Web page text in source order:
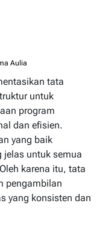
Aulia
tata
untuk
program
dan efisien.
yang baik
jelas untuk semua
karena itu, tata
pengambilan
yang konsisten dan